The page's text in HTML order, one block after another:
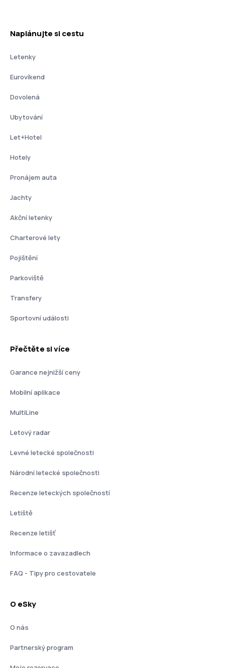
Naplánujte si cestu
Letenky
Eurovíkend
Dovolená
Ubytování
Let+Hotel
Hotely
Pronájem auta
Jachty
Akční letenky
Charterové lety
Pojištění
Parkoviště
Transfery
Sportovní události
Přečtěte si více
Garance nejnižší ceny
Mobilní aplikace
MultiLine
Letový radar
Levné letecké společnosti
Národní letecké společnosti
Recenze leteckých společností
Letiště
Recenze letišť
Informace o zavazadlech
FAQ - Tipy pro cestovatele
O eSky
O nás
Partnerský program